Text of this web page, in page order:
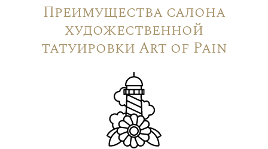
Преимущества салона
художественной
татуировки Art of Pain